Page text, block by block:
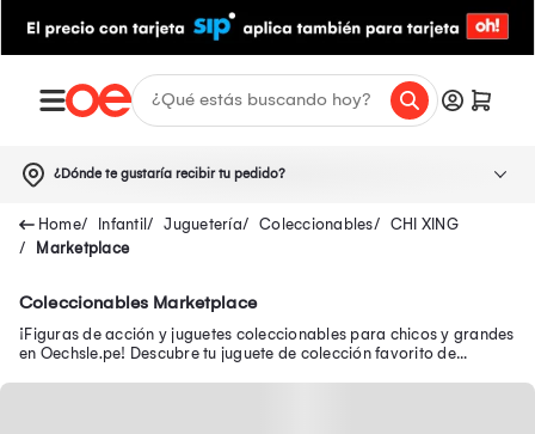
¿Dónde te gustaría recibir tu pedido?
Infantil Juguetería Coleccionables
CHI XING
Marketplace
Coleccionables Marketplace
¡Figuras de acción y juguetes coleccionables para chicos y grandes
en Oechsle.pe! Descubre tu juguete de colección favorito de